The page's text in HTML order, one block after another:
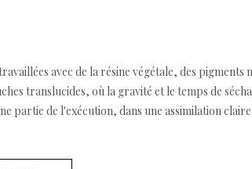
avec de la résine végétale, des pigments
translucides, où la gravité et le temps de
partie de l'exécution, dans une assimilation